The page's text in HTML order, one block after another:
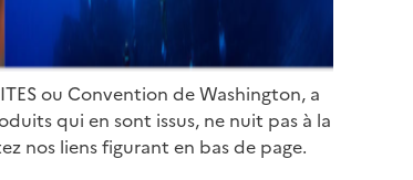
ou Convention de Washington, a
qui en sont issus, ne nuit pas à la
nos liens figurant en bas de page.